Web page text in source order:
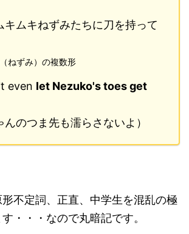
キムキねずみたちに刀を持って
ねずみ）の複数形
even let Nezuko's toes get
んのつま先も濡らさないよ）
不定詞、正直、中学生を混乱の極
・・・なので丸暗記です。